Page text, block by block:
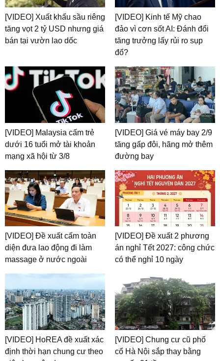
[VIDEO] Xuất khẩu sầu riêng
tăng vọt 2 tỷ USD nhưng giá
bán tại vườn lao dốc
[VIDEO] Kinh tế Mỹ chao
đảo vì cơn sốt AI: Đánh đổi
tăng trưởng lấy rủi ro sụp
đổ?
[VIDEO] Malaysia cấm trẻ
dưới 16 tuổi mở tài khoản
mạng xã hội từ 3/8
[VIDEO] Giá vé máy bay 2/9
tăng gấp đôi, hãng mở thêm
đường bay
[VIDEO] Đề xuất cấm toàn
diện đưa lao động đi làm
massage ở nước ngoài
[VIDEO] Đề xuất 2 phương
án nghỉ Tết 2027: công chức
có thể nghỉ 10 ngày
[VIDEO] HoREA đề xuất xác
định thời hạn chung cư theo
[VIDEO] Chung cư cũ phố
cổ Hà Nội sắp thay bằng